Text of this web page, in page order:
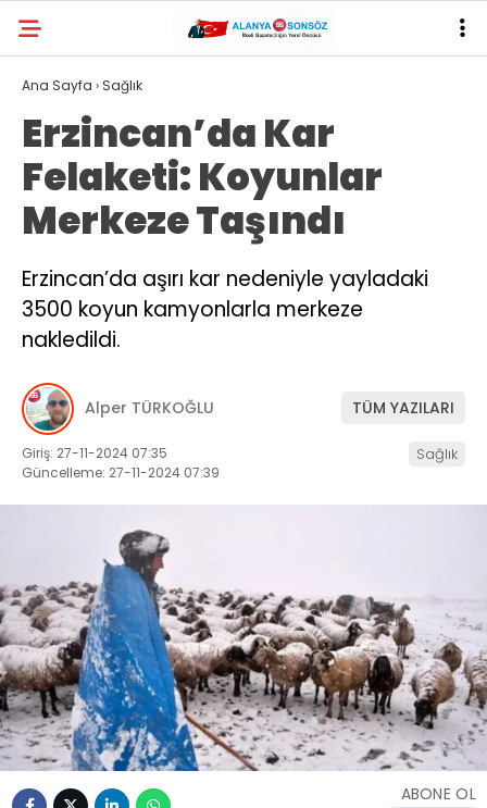
Ana Sayfa › Sağlık
Erzincan’da Kar
Felaketi: Koyunlar
Merkeze Taşındı
Erzincan’da aşırı kar nedeniyle yayladaki
3500 koyun kamyonlarla merkeze
nakledildi.
Alper TÜRKOĞLU TÜM YAZILARI
Giriş: 27-11-2024 07:35
Güncelleme: 27-11-2024 07:39
Sağlık
ABONE OL